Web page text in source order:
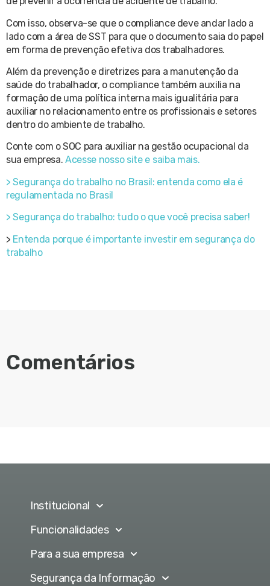
Com isso, observa-se que o compliance deve andar lado a
lado com a área de SST para que o documento saia do papel
em forma de prevenção efetiva dos trabalhadores.
Além da prevenção e diretrizes para a manutenção da
saúde do trabalhador, o compliance também auxilia na
formação de uma política interna mais igualitária para
auxiliar no relacionamento entre os profissionais e setores
dentro do ambiente de trabalho.
Conte com o SOC para auxiliar na gestão ocupacional da
sua empresa. Acesse nosso site e saiba mais.
> Segurança do trabalho no Brasil: entenda como ela é
regulamentada no Brasil
> Segurança do trabalho: tudo o que você precisa saber!
> Entenda porque é importante investir em segurança do
trabalho
Comentários
Institucional
Funcionalidades
Para a sua empresa
Segurança da Informação